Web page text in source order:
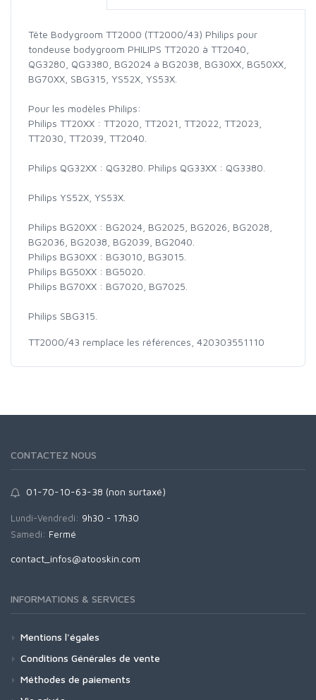
Tête Bodygroom TT2000 (TT2000/43) Philips pour
tondeuse bodygroom PHILIPS TT2020 à TT2040,
QG3280, QG3380, BG2024 à BG2038, BG30XX, BG50XX,
BG70XX, SBG315, YS52X, YS53X.
Pour les modèles Philips:
Philips TT20XX : TT2020, TT2021, TT2022, TT2023,
TT2030, TT2039, TT2040.
Philips QG32XX : QG3280. Philips QG33XX : QG3380.
Philips YS52X, YS53X.
Philips BG20XX : BG2024, BG2025, BG2026, BG2028,
BG2036, BG2038, BG2039, BG2040.
Philips BG30XX : BG3010, BG3015.
Philips BG50XX : BG5020.
Philips BG70XX : BG7020, BG7025.
Philips SBG315.
TT2000/43 remplace les références, 420303551110
CONTACTEZ NOUS
01-70-10-63-38 (non surtaxé)
Lundi-Vendredi: 9h30 - 17h30
Samedi: Fermé
moc.niksoota@sofni_tcatnoc
INFORMATIONS & SERVICES
Mentions l'égales
Conditions Générales de vente
Méthodes de paiements